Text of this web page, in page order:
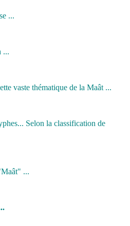
...
...
vaste thématique de la Maât ...
Selon la classification de
...